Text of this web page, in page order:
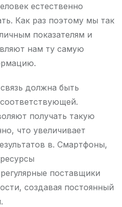
естественно
Как раз поэтому мы так
показателям и
нам ту самую
должна быть
получать такую
что увеличивает
в. Смартфоны,
поставщики
создавая постоянный